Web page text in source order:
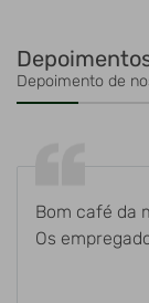
Depoimento de
Bom café da
Os